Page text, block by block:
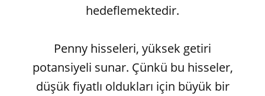
hedeflemektedir.
Penny hisseleri, yüksek getiri
potansiyeli sunar. Çünkü bu hisseler,
düşük fiyatlı oldukları için büyük bir